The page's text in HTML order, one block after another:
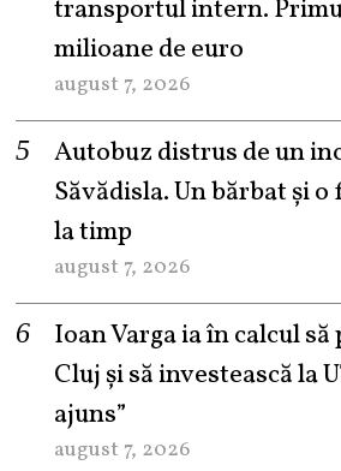
transportul intern.
milioane de euro
august 7, 2026
Autobuz distrus de un
Săvădisla. Un bărbat și o
la timp
august 7, 2026
Ioan Varga ia în calcul să
Cluj și să investească la
ajuns”
august 7, 2026